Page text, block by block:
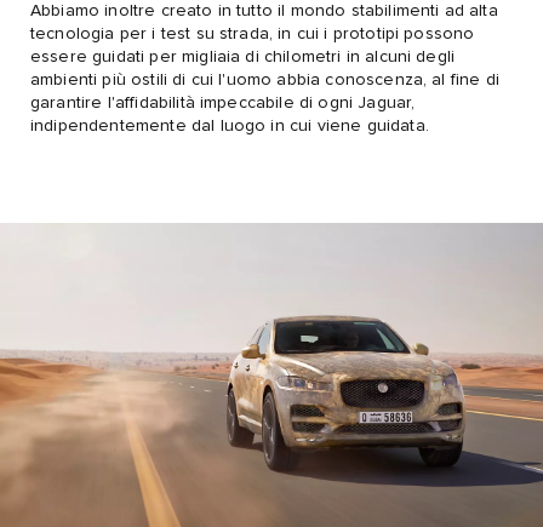
Abbiamo inoltre creato in tutto il mondo stabilimenti ad alta
tecnologia per i test su strada, in cui i prototipi possono
essere guidati per migliaia di chilometri in alcuni degli
ambienti più ostili di cui l'uomo abbia conoscenza, al fine di
garantire l'affidabilità impeccabile di ogni Jaguar,
indipendentemente dal luogo in cui viene guidata.